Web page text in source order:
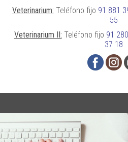
Veterinarium: Teléfono fijo 91 881
55
Veterinarium II: Teléfono fijo 91
37 18